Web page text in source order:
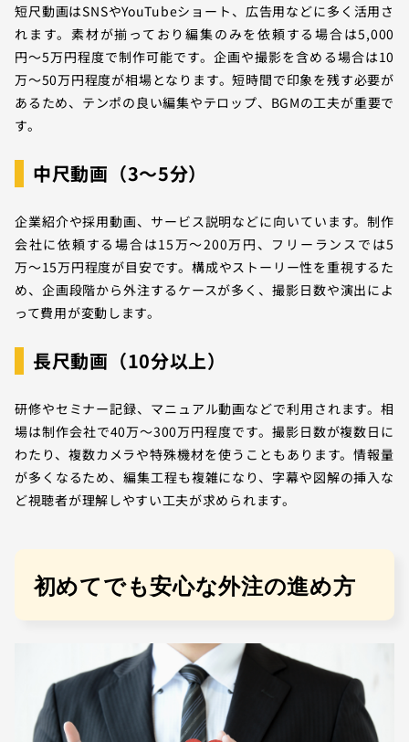
短尺動画はSNSやYouTubeショート、広告用などに多く活用さ
れます。素材が揃っており編集のみを依頼する場合は5,000
円〜5万円程度で制作可能です。企画や撮影を含める場合は10
万〜50万円程度が相場となります。短時間で印象を残す必要が
あるため、テンポの良い編集やテロップ、BGMの工夫が重要で
す。
中尺動画（3〜5分）
企業紹介や採用動画、サービス説明などに向いています。制作
会社に依頼する場合は15万〜200万円、フリーランスでは5
万〜15万円程度が目安です。構成やストーリー性を重視するた
め、企画段階から外注するケースが多く、撮影日数や演出によ
って費用が変動します。
長尺動画（10分以上）
研修やセミナー記録、マニュアル動画などで利用されます。相
場は制作会社で40万〜300万円程度です。撮影日数が複数日に
わたり、複数カメラや特殊機材を使うこともあります。情報量
が多くなるため、編集工程も複雑になり、字幕や図解の挿入な
ど視聴者が理解しやすい工夫が求められます。
初めてでも安心な外注の進め方